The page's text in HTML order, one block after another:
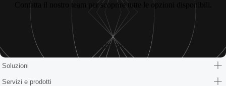
Contatta il nostro team per scoprire tutte le opzioni disponibili.
Parliamo
Soluzioni
Servizi e prodotti